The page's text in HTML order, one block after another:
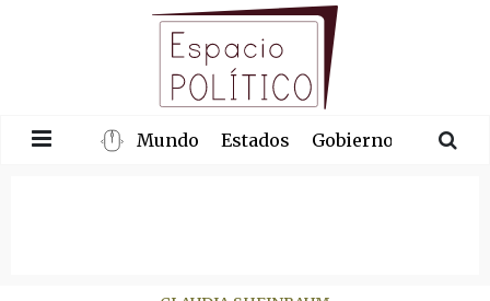
Mundo Estados Gobierno